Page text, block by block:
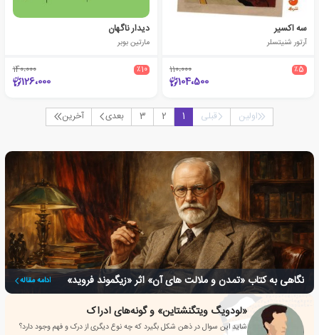
سه اکسیر
آرتور شنیتسلر
٪5 110،000
104،500
دیدار ناگهان
مارتین بوبر
٪10 140،000
126،000
اولین قبلی 1
2
3 بعدی آخرین
نگاهی به کتاب «تمدن و ملالت های آن» اثر «زیگموند فروید» ادامه مقاله
«لودویگ ویتگنشتاین» و گونه‌های ادراک
شاید این سوال در ذهن شکل بگیرد که چه نوع دیگری از درک و فهم وجود دارد؟